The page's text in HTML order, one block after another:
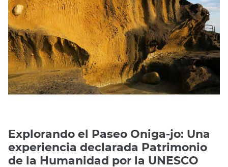
Explorando el Paseo Oniga-jo: Una
experiencia declarada Patrimonio
de la Humanidad por la UNESCO